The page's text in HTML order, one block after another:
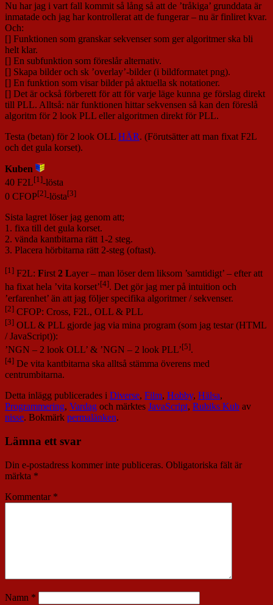
Nu har jag i vart fall kommit så lång så att de ’tråkiga’ grunddata är
inmatade och jag har kontrollerat att de fungerar – nu är finliret kvar.
Och:
[] Funktionen som granskar sekvenser som ger algoritmer ska bli
helt klar.
[] En subfunktion som föreslår alternativ.
[] Skapa bilder och sk ’overlay’-bilder (i bildformatet png).
[] En funktion som visar bilder på aktuella sk notationer.
[] Det är också förberett för att för varje läge kunna ge förslag direkt
till PLL. Alltså: när funktionen hittar sekvensen så kan den föreslå
algoritm för 2 look PLL eller algoritmen direkt för PLL.
Testa (betan) för 2 look OLL HÄR. (Förutsätter att man fixat F2L
och det gula korset).
Kuben
40 F2L[1]-lösta
0 CFOP[2]-lösta[3]
Sista lagret löser jag genom att;
1. fixa till det gula korset.
2. vända kantbitarna rätt 1-2 steg.
3. Placera hörbitarna rätt 2-steg (oftast).
[1] F2L: First2 Layer – man löser dem liksom ’samtidigt’ – efter att
ha fixat hela ’vita korset’[4]. Det gör jag mer på intuition och
’erfarenhet’ än att jag följer specifika algoritmer / sekvenser.
[2] CFOP: Cross, F2L, OLL & PLL
[3] OLL & PLL gjorde jag via mina program (som jag testar (HTML
/ JavaScript)):
’NGN – 2 look OLL’ & ’NGN – 2 look PLL’[5].
[4] De vita kantbitarna ska alltså stämma överens med
centrumbitarna.
Detta inlägg publicerades i Diverse, Film, Hobby, Hälsa,
Programmering, Vardag och märktes JavaScript, Rubiks Kub av
nisse. Bokmärk permalänken.
Lämna ett svar
Din e-postadress kommer inte publiceras. Obligatoriska fält är
märkta *
Kommentar *
Namn *